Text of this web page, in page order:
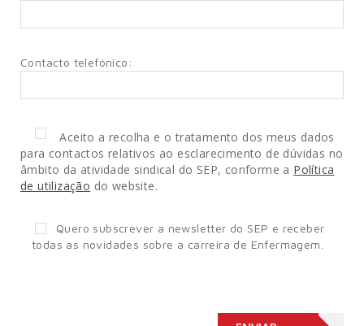
Contacto telefónico:
Aceito a recolha e o tratamento dos meus dados
para contactos relativos ao esclarecimento de dúvidas no
âmbito da atividade sindical do SEP, conforme a Política
de utilização do website.
Quero subscrever a newsletter do SEP e receber
todas as novidades sobre a carreira de Enfermagem.